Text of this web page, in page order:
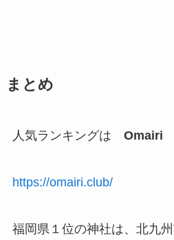
まとめ
人気ランキングは Omairi
https://omairi.club/
福岡県１位の神社は、北九